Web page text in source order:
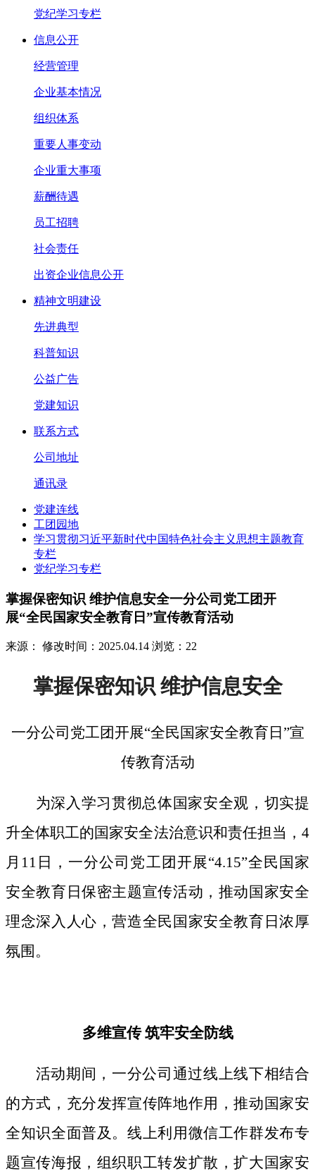
党纪学习专栏
信息公开
经营管理
企业基本情况
组织体系
重要人事变动
企业重大事项
薪酬待遇
员工招聘
社会责任
出资企业信息公开
精神文明建设
先进典型
科普知识
公益广告
党建知识
联系方式
公司地址
通讯录
党建连线
工团园地
学习贯彻习近平新时代中国特色社会主义思想主题教育
专栏
党纪学习专栏
掌握保密知识 维护信息安全一分公司党工团开
展“全民国家安全教育日”宣传教育活动
来源： 修改时间：2025.04.14 浏览：22
掌握保密知识 维护信息安全
一分公司党工团开展“全民国家安全教育日”宣
传教育活动
为深入学习贯彻总体国家安全观，切实提
升全体职工的国家安全法治意识和责任担当， 4
月11日，一分公司党工团开展“4.15”全民国家
安全教育日保密主题宣传活动，推动国家安全
理念深入人心，营造全民国家安全教育日浓厚
氛围。
多维宣传筑牢安全防线
活动期间， 一分公司通过线上线下相结合
的方式， 充分发挥宣传阵地作用，推动国家安
全知识全面普及。线上利用微信工作群发布专
题宣传海报，组织职工转发扩散，扩大国家安